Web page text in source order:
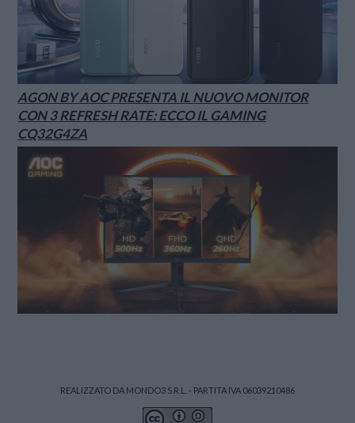
AGON BY AOC PRESENTA IL NUOVO MONITOR
CON 3 REFRESH RATE: ECCO IL GAMING
CQ32G4ZA
REALIZZATO DA MONDO3 S.R.L. - PARTITA IVA 06039210486